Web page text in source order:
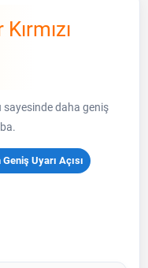
sayesinde daha geniş
Uyarı Açısı